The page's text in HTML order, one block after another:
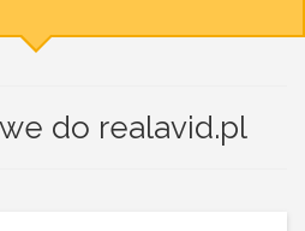
do realavid.pl